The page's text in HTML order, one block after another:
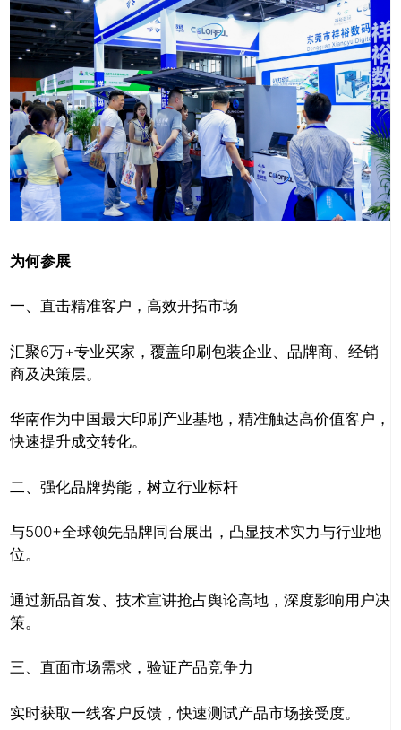
为何参展
一、直击精准客户，高效开拓市场
汇聚6万+专业买家，覆盖印刷包装企业、品牌商、经销
商及决策层。
华南作为中国最大印刷产业基地，精准触达高价值客户，
快速提升成交转化。
二、强化品牌势能，树立行业标杆
与500+全球领先品牌同台展出，凸显技术实力与行业地
位。
通过新品首发、技术宣讲抢占舆论高地，深度影响用户决
策。
三、直面市场需求，验证产品竞争力
实时获取一线客户反馈，快速测试产品市场接受度。
关闭